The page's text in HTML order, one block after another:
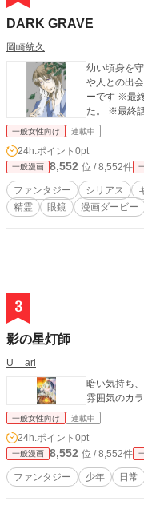
DARK GRAVE
岡崎統久
幼い頃身を
や人との出
ーです ※最終話のリメイクを一旦仕切り直すことにしまし
た。 ※最終
一般女性向け 連載中
24h.ポイント 0pt
一般漫画 8,552 位 / 8,552件
ファンタジー シリアス
精霊
眼鏡 漫画ダービー
3
影の星灯師
U__ari
暗い気持ち
雰囲気のカ
一般女性向け 連載中
24h.ポイント 0pt
一般漫画 8,552 位 / 8,552件
ファンタジー 少年 日常